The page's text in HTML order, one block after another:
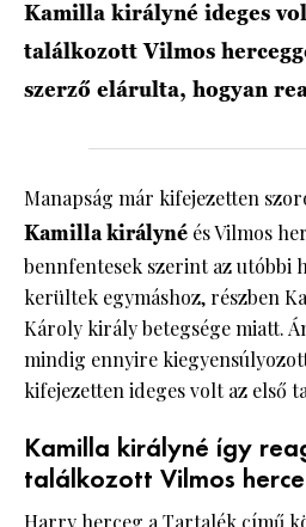
Kamilla királyné ideges
találkozott Vilmos
szerző elárulta, hogyan
Manapság már kifejezetten
Kamilla királyné és Vilmos
bennfentesek szerint az utóbbi
kerültek egymáshoz, részben
Károly király betegsége miatt.
mindig ennyire
kifejezetten ideges volt az első
Kamilla királyné így
találkozott Vilmos
Harry herceg a Tartalék című